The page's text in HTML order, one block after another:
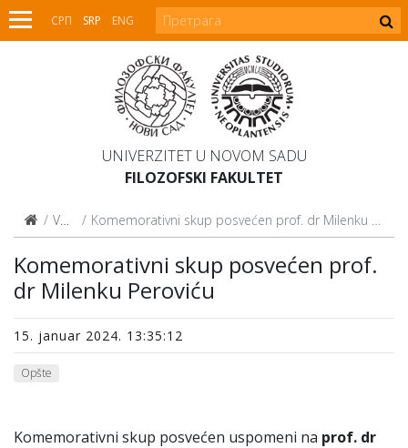
СРП SRP ENG
UNIVERZITET U NOVOM SADU
FILOZOFSKI FAKULTET
Vesti Komemorativni skup posvećen prof. dr Milenku Peroviću
Komemorativni skup posvećen prof.
dr Milenku Peroviću
15. januar 2024. 13:35:12
Opšte
Komemorativni skup posvećen uspomeni na prof. dr